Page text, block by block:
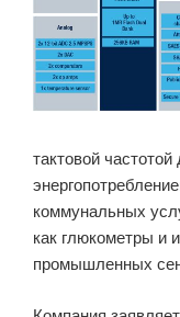
тактовой
коммунальных
как глюкометры и
промышленных